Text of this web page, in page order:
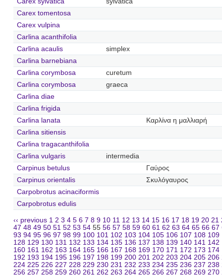
Carex tomentosa
Carex vulpina
Carlina acanthifolia
Carlina acaulis
simplex
Carlina barnebiana
Carlina corymbosa
curetum
Carlina corymbosa
graeca
Carlina diae
Carlina frigida
Carlina lanata
Καρλίνα η μαλλιαρή
Carlina sitiensis
Carlina tragacanthifolia
Carlina vulgaris
intermedia
Carpinus betulus
Γαύρος
Carpinus orientalis
Σκυλόγαυρος
Carpobrotus acinaciformis
Carpobrotus edulis
‹‹ previous 1 2 3 4 5 6 7 8 9 10 11 12 13 14 15 16 17 18 19 20 21
47 48 49 50 51 52 53 54 55 56 57 58 59 60 61 62 63 64 65 66 67
93 94 95 96 97 98 99 100 101 102 103 104 105 106 107 108 109
128 129 130 131 132 133 134 135 136 137 138 139 140 141 142
160 161 162 163 164 165 166 167 168 169 170 171 172 173 174
192 193 194 195 196 197 198 199 200 201 202 203 204 205 206
224 225 226 227 228 229 230 231 232 233 234 235 236 237 238
256 257 258 259 260 261 262 263 264 265 266 267 268 269 270